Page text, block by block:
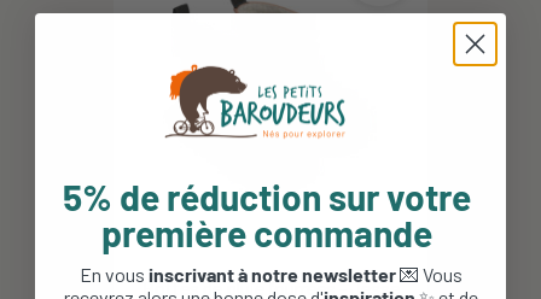
Bottes de pluie fourrées - Jesse
5% de réduction sur votre
première commande
En vous inscrivant à notre newsletter💌 Vous